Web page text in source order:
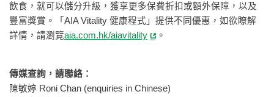
飲食，就可以儲分升級，獲享更多保費折扣或額外保障，以及
豐富獎賞。「AIA Vitality 健康程式」提供不同優惠，如欲瞭解
詳情，請瀏覽aia.com.hk/aiavitality 。
傳媒查詢，請聯絡：
陳敏婷 Roni Chan (enquiries in Chinese)